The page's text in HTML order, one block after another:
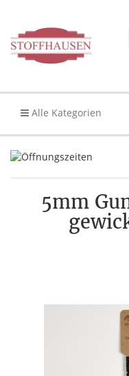
Alle Kategorien
5mm